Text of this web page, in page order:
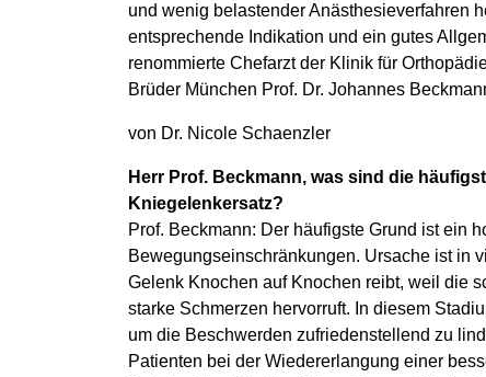
und wenig belastender Anästhesieverfahren
entsprechende Indikation und ein gutes
renommierte Chefarzt der Klinik für
Brüder München Prof. Dr. Johannes
von Dr. Nicole Schaenzler
Herr Prof. Beckmann, was sind die
Kniegelenkersatz?
Prof. Beckmann: Der häufigste Grund ist ein
Bewegungseinschränkungen. Ursache ist in
Gelenk Knochen auf Knochen reibt, weil die
starke Schmerzen hervorruft. In diesem
um die Beschwerden zufriedenstellend zu
Patienten bei der Wiedererlangung einer